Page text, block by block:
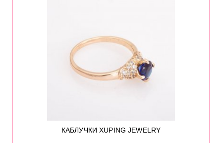
КАБЛУЧКИ XUPING JEWELRY